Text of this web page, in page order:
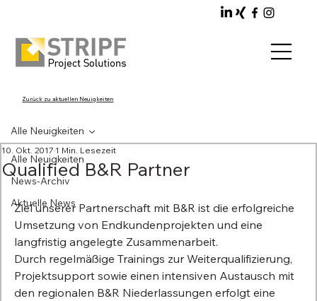
Zurück zu aktuellen Neuigkeiten
Alle Neuigkeiten
News-Archiv
Aktuelle News
Alle Neuigkeiten
Qualified B&R Partner
10. Okt. 2017 1 Min. Lesezeit
Ziel unserer Partnerschaft mit B&R ist die erfolgreiche
Umsetzung von Endkundenprojekten und eine
langfristig angelegte Zusammenarbeit.
Durch regelmäßige Trainings zur Weiterqualifizierung,
Projektsupport sowie einen intensiven Austausch mit
den regionalen B&R Niederlassungen erfolgt eine